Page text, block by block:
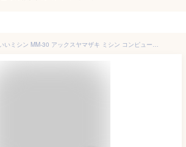
子育てにもっといいミシン MM-30 アックスヤマザキ ミシン コンピューターミシン 文字縫い 自動糸調子 初心者 入園準備 かんたん おすすめ シンプル 電子ミシン ブラック コンパクト 裾上 フリーアーム 名前 刺繍 刺しゅう みしん